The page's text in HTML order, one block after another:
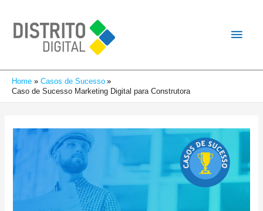
Home
Casos de Sucesso
Caso de Sucesso Marketing Digital para Construtora